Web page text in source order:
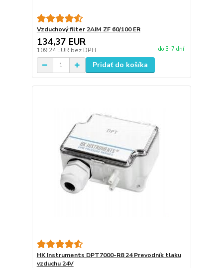
Vzduchový filter 2AIM ZF 60/100 ER
134,37 EUR
109,24 EUR bez DPH do 3-7 dní
Pridať do košíka
HK Instruments DPT7000-R8 24 Prevodník tlaku
vzduchu 24V